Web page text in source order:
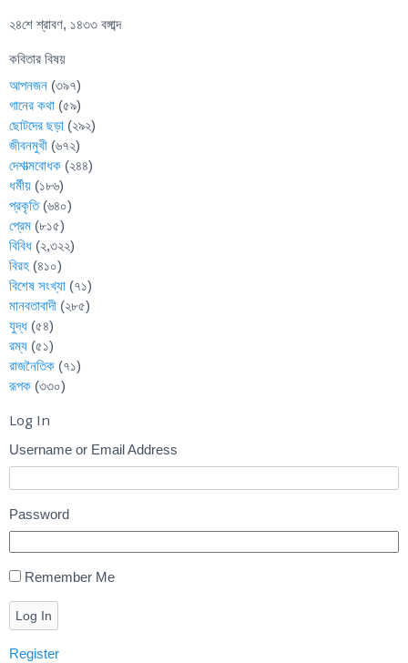
২৪শে শ্রাবণ, ১৪৩৩ বঙ্গাব্দ
কবিতার বিষয়
আপনজন (৩৯৭)
গানের কথা (৫৯)
ছোটদের ছড়া (২৯২)
জীবনমুখী (৬৭২)
দেশাত্মবোধক (২৪৪)
ধর্মীয় (১৮৬)
প্রকৃতি(৬৪০)
প্রেম (৮১৫)
বিবিধ (২,৩২২)
বিরহ (৪১০)
বিশেষ সংখ্যা (৭১)
মানবতাবাদী (২৮৫)
যুদ্ধ (৫৪)
রম্য (৫১)
রাজনৈতিক (৭১)
রূপক (৩৩০)
Log In
Username or Email Address
Password
Remember Me
Log In
Register